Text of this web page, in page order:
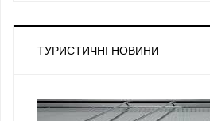
ТУРИСТИЧНІ НОВИНИ